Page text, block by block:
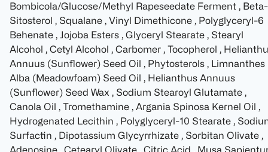
Bombicola/Glucose/Methyl Rapeseedate Ferment , Beta-
Sitosterol , Squalane , Vinyl Dimethicone , Polyglyceryl-6
Behenate , Jojoba Esters , Glyceryl Stearate , Stearyl
Alcohol , Cetyl Alcohol , Carbomer , Tocopherol ,
Annuus (Sunflower) Seed Oil , Phytosterols , Limnanthes
Alba (Meadowfoam) Seed Oil , Helianthus Annuus
(Sunflower) Seed Wax , Sodium Stearoyl Glutamate ,
Canola Oil , Tromethamine , Argania Spinosa Kernel Oil ,
Hydrogenated Lecithin , Polyglyceryl-10 Stearate ,
Surfactin , Dipotassium Glycyrrhizate , Sorbitan Olivate ,
Adenosine , Cetearyl Olivate , Citric Acid , Musa